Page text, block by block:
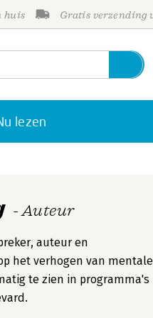
huis Gratis verzending
lezen
- Auteur
auteur en
het verhogen van mentale
te zien in programma's